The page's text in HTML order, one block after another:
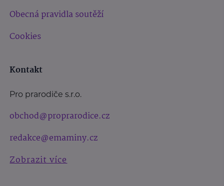
Obecná pravidla soutěží
Cookies
Kontakt
Pro prarodiče s.r.o.
obchod@proprarodice.cz
redakce@emaminy.cz
Zobrazit více